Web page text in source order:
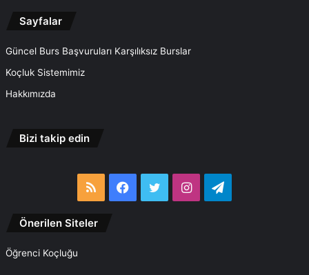
Sayfalar
Güncel Burs Başvuruları Karşılıksız Burslar
Koçluk Sistemimiz
Hakkımızda
Bizi takip edin
RSS Facebook
TwitterInstagramTelegram
Önerilen Siteler
Öğrenci Koçluğu